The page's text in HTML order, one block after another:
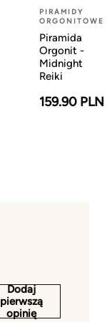
PIRAMIDY
ORGONITOWE
Piramida
Orgonit -
Midnight
Reiki
159.90 PLN
Dodaj
pierwszą
opinię